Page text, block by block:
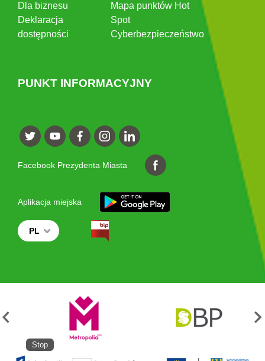
Dla biznesu
Deklaracja
dostępności
Mapa punktów Hot
Spot
Cyberbezpieczeństwo
PUNKT INFORMACYJNY
Facebook Prezydenta Miasta
Aplikacja miejska
PL
Stop